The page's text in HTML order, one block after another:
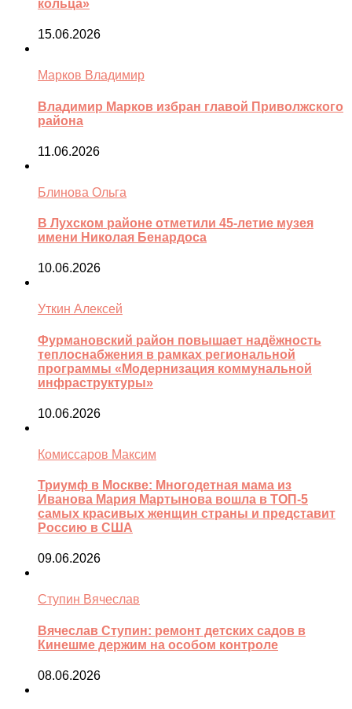
кольца»
15.06.2026
Марков Владимир
Владимир Марков избран главой Приволжского
района
11.06.2026
Блинова Ольга
В Лухском районе отметили 45-летие музея
имени Николая Бенардоса
10.06.2026
Уткин Алексей
Фурмановский район повышает надёжность
теплоснабжения в рамках региональной
программы «Модернизация коммунальной
инфраструктуры»
10.06.2026
Комиссаров Максим
Триумф в Москве: Многодетная мама из
Иванова Мария Мартынова вошла в ТОП-5
самых красивых женщин страны и представит
Россию в США
09.06.2026
Ступин Вячеслав
Вячеслав Ступин: ремонт детских садов в
Кинешме держим на особом контроле
08.06.2026